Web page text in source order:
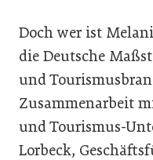
Doch wer ist
die Deutsche
und
Zusammenarbeit
und Tourismus-
Lorbeck,